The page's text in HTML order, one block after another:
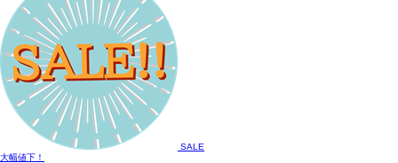
SALE
大幅値下！